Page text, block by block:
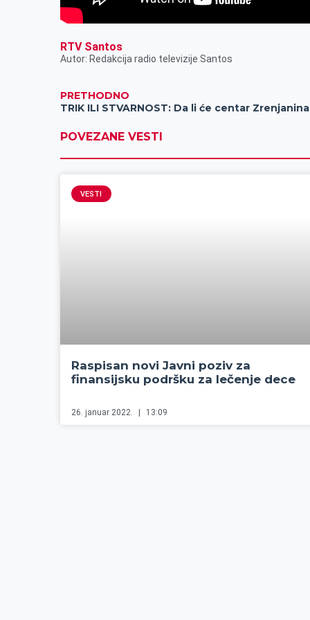
RTV Santos
Autor: Redakcija radio televizije Santos
PRETHODNO
POVEZANE VESTI
VESTI
Raspisan novi Javni poziv za
finansijsku podršku za lečenje dece
26. januar 2022. 13:09